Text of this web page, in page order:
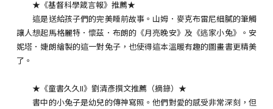
★《基督科學箴言報》推薦★
這是送給孩子們的完美睡前故事。山姆．麥克布雷尼細膩的筆觸
讓人想起馬格麗特．懷茲．布朗的《月亮晚安》及《逃家小兔》。安
妮塔．婕朗繪製的這一對兔子，也使得這本溫暖有趣的圖畫書更精美
了。
★《童書久久II》劉清彥撰文推薦（摘錄）★
書中的小兔子是幼兒的傳神寫照。他們對愛的感受非常深刻，但